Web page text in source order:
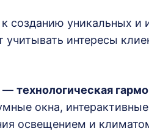
созданию уникальных и
интересы
— технологическая
окна,
освещением и